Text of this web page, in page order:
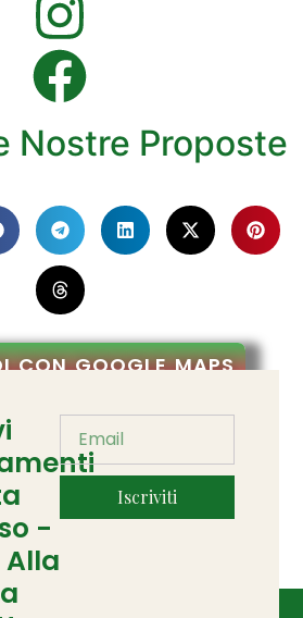
Nostre Proposte
CON GOOGLE MAPS
-
Iscriviti